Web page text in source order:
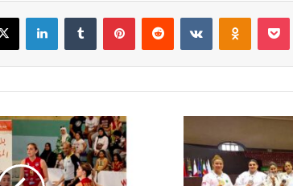
X LinkedinTumblr PinterestReddit VKontakte
athlètes
se
remettent